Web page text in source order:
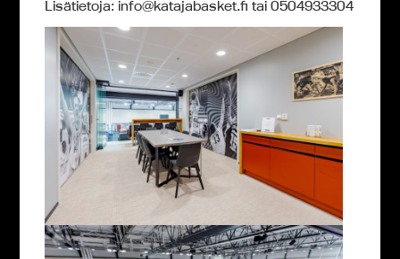
Lisätietoja: info@katajabasket.fi tai 0504933304